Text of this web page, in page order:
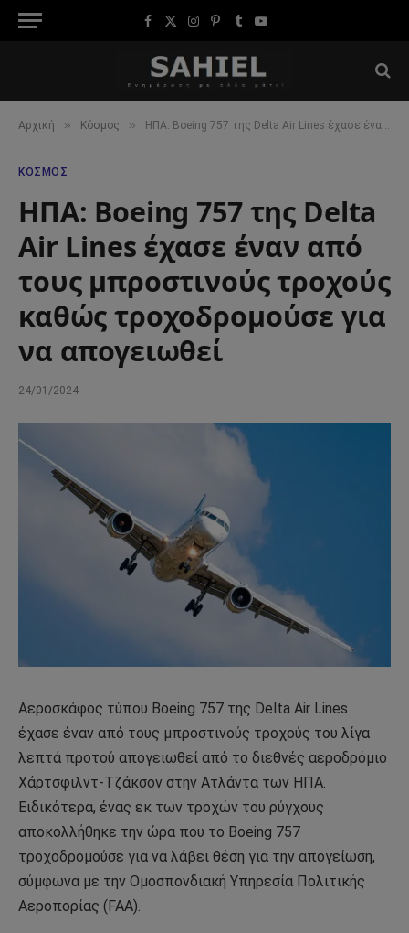
Facebook
X
Instagram
Pinterest
TumblrYouTube
Αρχική » Κόσμος » ΗΠΑ: Boeing 757 της Delta Air Lines έχασε έναν από τους μπροστινούς τροχούς καθώς τροχοδρομούσε για να απογειωθεί
ΚΌΣΜΟΣ
ΗΠΑ: Boeing 757 της Delta
Air Lines έχασε έναν από
τους μπροστινούς τροχούς
καθώς τροχοδρομούσε για
να απογειωθεί
24/01/2024
Αεροσκάφος τύπου Boeing 757 της Delta Air Lines
έχασε έναν από τους μπροστινούς τροχούς του λίγα
λεπτά προτού απογειωθεί από το διεθνές αεροδρόμιο
Χάρτσφιλντ-Τζάκσον στην Ατλάντα των ΗΠΑ.
Ειδικότερα, ένας εκ των τροχών του ρύγχους
αποκολλήθηκε την ώρα που το Boeing 757
τροχοδρομούσε για να λάβει θέση για την απογείωση,
σύμφωνα με την Ομοσπονδιακή Υπηρεσία Πολιτικής
Αεροπορίας (FAA).